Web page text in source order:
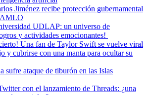
Jiménez recibe protección gubernamental
AMLO
UDLAP: un universo de
y actividades emocionantes!
Una fan de Taylor Swift se vuelve viral
y cubrirse con una manta para ocultar su
sufre ataque de tiburón en las Islas
con el lanzamiento de Threads: ¿una